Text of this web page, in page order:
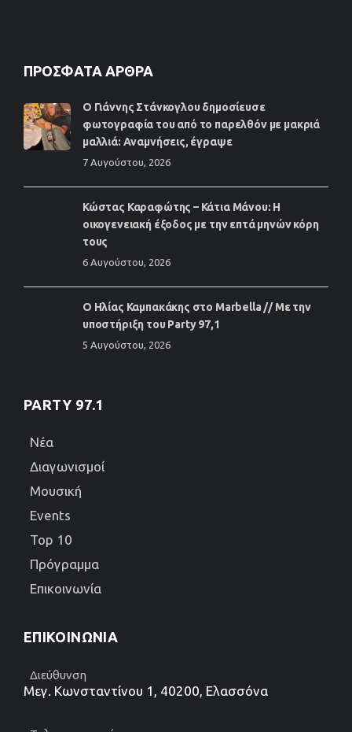
ΠΡΌΣΦΑΤΑ ΆΡΘΡΑ
Ο Γιάννης Στάνκογλου δημοσίευσε
φωτογραφία του από το παρελθόν με μακριά
μαλλιά: Αναμνήσεις, έγραψε
7 Αυγούστου, 2026
Κώστας Καραφώτης – Κάτια Μάνου: Η
οικογενειακή έξοδος με την επτά μηνών κόρη
τους
6 Αυγούστου, 2026
Ο Ηλίας Καμπακάκης στο Marbella // Με την
υποστήριξη του Party 97,1
5 Αυγούστου, 2026
PARTY 97.1
Νέα
Διαγωνισμοί
Μουσική
Events
Top 10
Πρόγραμμα
Επικοινωνία
ΕΠΙΚΟΙΝΩΝΊΑ
Διεύθυνση
Μεγ. Κωνσταντίνου 1, 40200, Ελασσόνα